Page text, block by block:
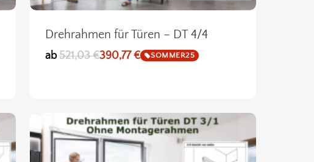
Drehrahmen für Türen – DT 4/4
ab 521,03€390,77€ SOMMER25